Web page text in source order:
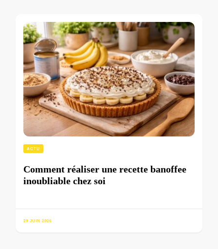
ACTU
Comment réaliser une recette banoffee
inoubliable chez soi
29 JUIN 2026